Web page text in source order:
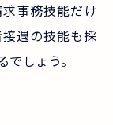
事務技能だけ
遇の技能も採
しょう。